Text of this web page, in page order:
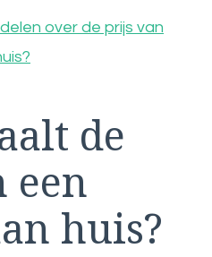
over de prijs van
de
een
huis?